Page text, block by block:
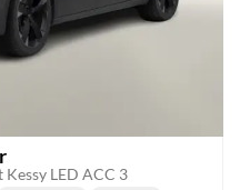
Kessy LED ACC 3